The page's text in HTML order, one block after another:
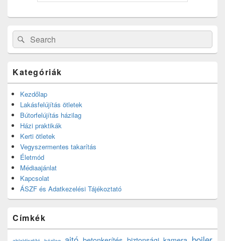
Search
for:
Search
Kategóriák
Kezdőlap
Lakásfelújítás ötletek
Bútorfelújítás házilag
Házi praktikák
Kerti ötletek
Vegyszermentes takarítás
Életmód
Médiaajánlat
Kapcsolat
ÁSZF és Adatkezelési Tájékoztató
Címkék